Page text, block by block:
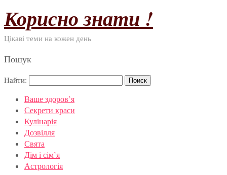
Корисно знати !
Цікаві теми на кожен день
Пошук
Найти:
Ваше здоров’я
Секрети краси
Кулінарія
Дозвілля
Свята
Дім і сім’я
Астрологія